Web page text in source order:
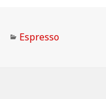
Categorie
Espresso